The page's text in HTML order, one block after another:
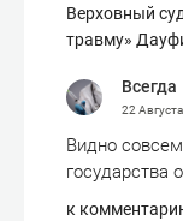
Верховный
травму»
Всегда
22
Видно
государства
к